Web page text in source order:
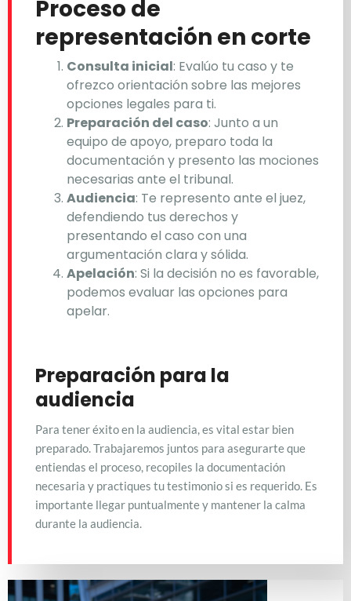
Proceso de
representación en corte
Consulta inicial: Evalúo tu caso y te
ofrezco orientación sobre las mejores
opciones legales para ti.
Preparación del caso: Junto a un
equipo de apoyo, preparo toda la
documentación y presento las mociones
necesarias ante el tribunal.
Audiencia: Te represento ante el juez,
defendiendo tus derechos y
presentando el caso con una
argumentación clara y sólida.
Apelación: Si la decisión no es favorable,
podemos evaluar las opciones para
apelar.
Preparación para la
audiencia
Para tener éxito en la audiencia, es vital estar bien
preparado. Trabajaremos juntos para asegurarte que
entiendas el proceso, recopiles la documentación
necesaria y practiques tu testimonio si es requerido. Es
importante llegar puntualmente y mantener la calma
durante la audiencia.